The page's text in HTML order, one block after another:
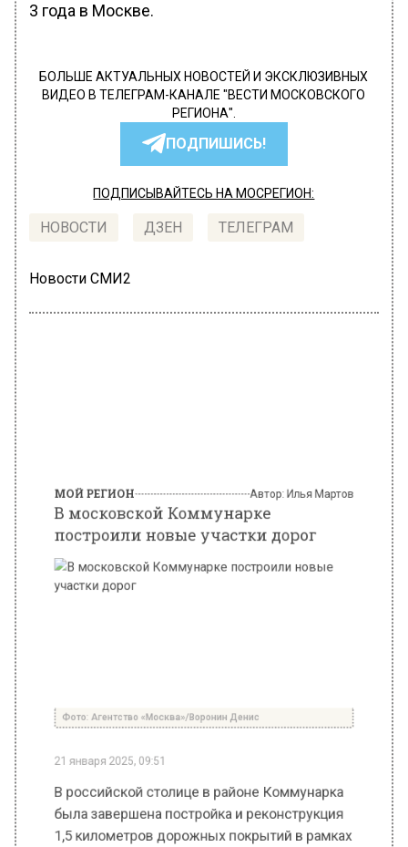
3 года в Москве.
БОЛЬШЕ АКТУАЛЬНЫХ НОВОСТЕЙ И ЭКСКЛЮЗИВНЫХ
ВИДЕО В ТЕЛЕГРАМ-КАНАЛЕ "ВЕСТИ МОСКОВСКОГО
РЕГИОНА".
ПОДПИШИСЬ!
ПОДПИСЫВАЙТЕСЬ НА МОСРЕГИОН:
НОВОСТИ ДЗЕН ТЕЛЕГРАМ
Новости СМИ2
В российской столице в районе Коммунарка
обновления улично-дорожной сети. Об этом
сообщает сайт мэра и правительства города